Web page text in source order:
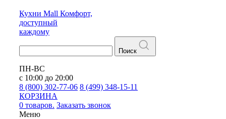
Кухни Mall Комфорт,
доступный
каждому
Поиск
ПН-ВС
с 10:00 до 20:00
8 (800) 302-77-06 8 (499) 348-15-11
КОРЗИНА
0 товаров. Заказать звонок
Меню